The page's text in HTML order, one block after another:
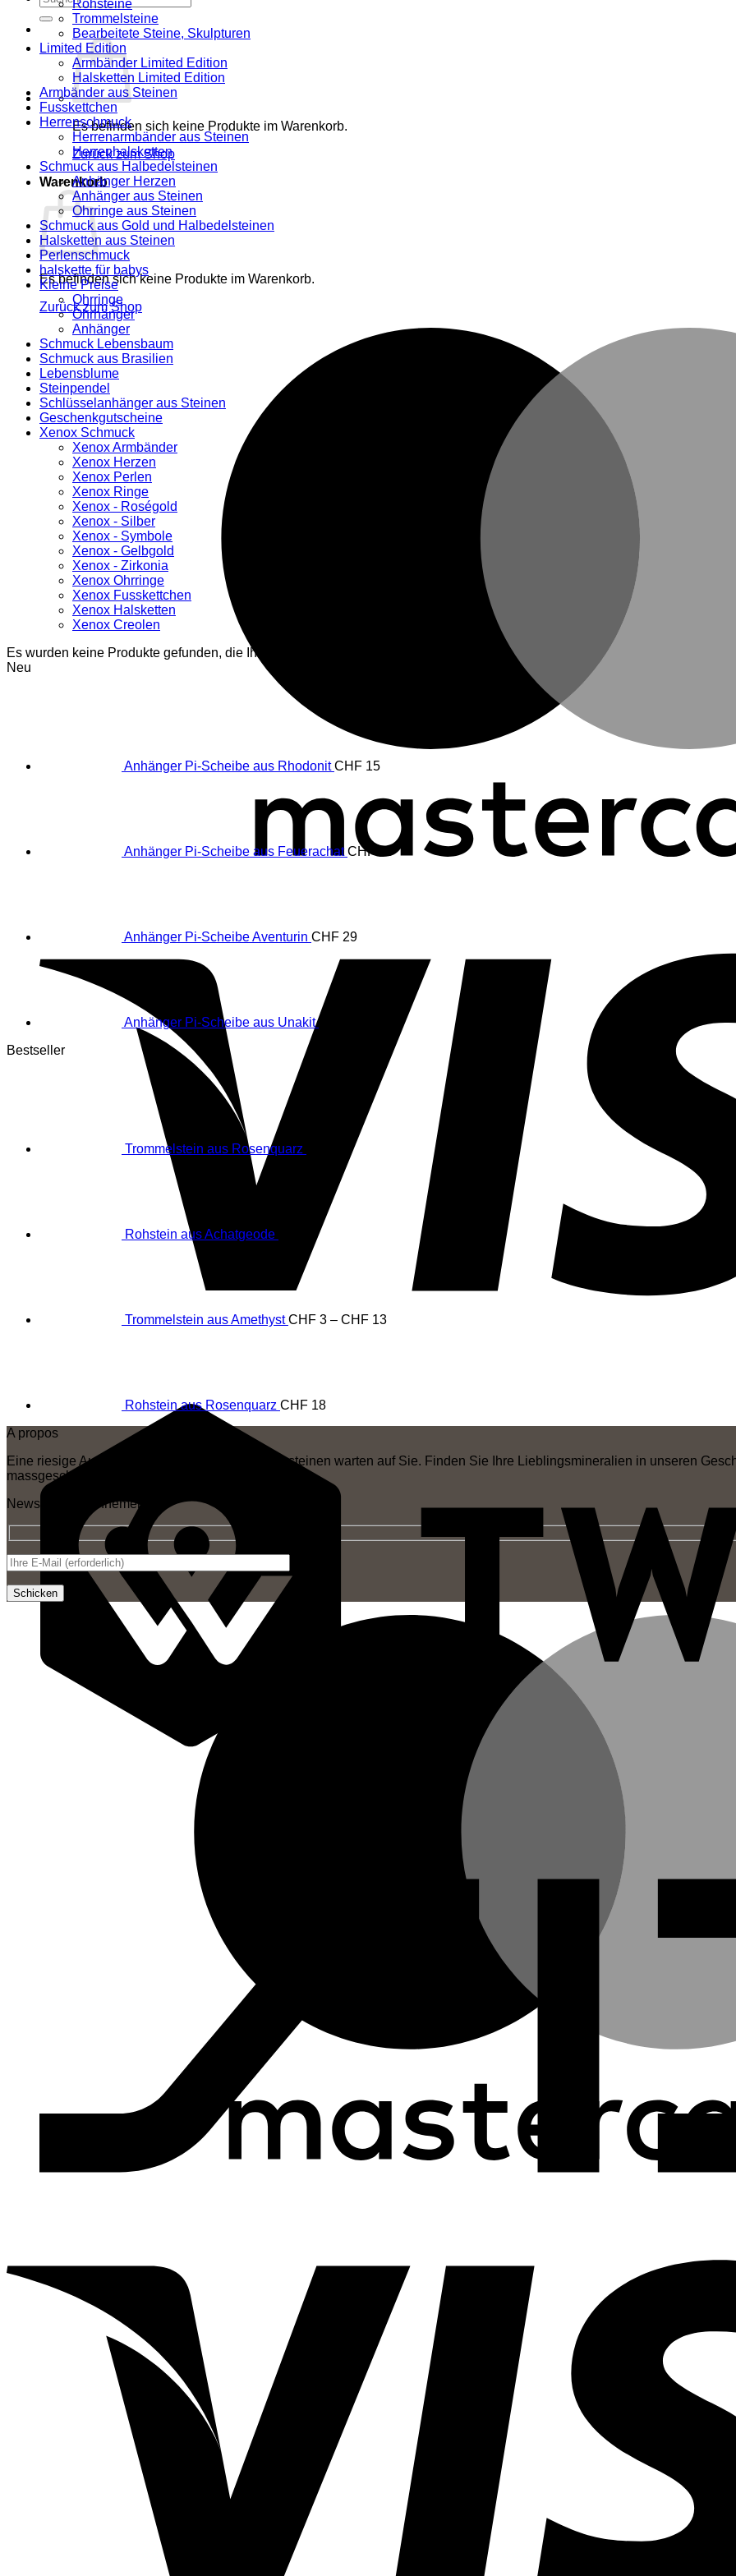
nach:
Es befinden sich keine Produkte im Warenkorb.
Zurück zum Shop
Warenkorb
Es befinden sich keine Produkte im Warenkorb.
Zurück zum Shop
Rohsteine
Trommelsteine
Bearbeitete Steine, Skulpturen
Limited Edition
Armbänder Limited Edition
Halsketten Limited Edition
Armbänder aus Steinen
Fusskettchen
Herrenschmuck
Herrenarmbänder aus Steinen
Herrenhalsketten
Schmuck aus Halbedelsteinen
Anhänger Herzen
Anhänger aus Steinen
Ohrringe aus Steinen
Schmuck aus Gold und Halbedelsteinen
Halsketten aus Steinen
Perlenschmuck
halskette für babys
Kleine Preise
Ohrringe
Ohrhänger
Anhänger
Schmuck Lebensbaum
Schmuck aus Brasilien
Lebensblume
Steinpendel
Schlüsselanhänger aus Steinen
Geschenkgutscheine
Xenox Schmuck
Xenox Armbänder
Xenox Herzen
Xenox Perlen
Xenox Ringe
Xenox - Roségold
Xenox - Silber
Xenox - Symbole
Xenox - Gelbgold
Xenox - Zirkonia
Xenox Ohrringe
Xenox Fusskettchen
Xenox Halsketten
Xenox Creolen
Es wurden keine Produkte gefunden, die Ihrer Auswahl entsprechen.
Neu
Anhänger Pi-Scheibe aus Rhodonit CHF 15
Anhänger Pi-Scheibe aus Feuerachat CHF 29
Anhänger Pi-Scheibe Aventurin CHF 29
Anhänger Pi-Scheibe aus Unakit
Bestseller
Trommelstein aus Rosenquarz
Rohstein aus Achatgeode
Trommelstein aus Amethyst CHF 3 – CHF 13
Preisspanne:
CHF 3
CHF 13
Rohstein aus Rosenquarz CHF 18
A propos
Eine riesige Auswahl an Schmuck und Schmucksteinen warten auf Sie. Finden Sie Ihre Lieblingsmineralien in unseren
massgeschneiderte Kreationen.
Newsletter-Abonnement